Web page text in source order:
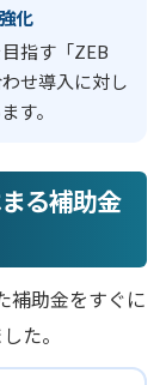
化
指す「ZEB
せ導入に対し
す。
る補助金
補助金をすぐに
た。